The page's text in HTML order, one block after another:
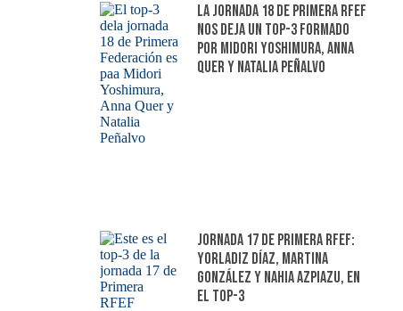
La jornada 18 de Primera RFEF
nos deja un top-3 formado
por Midori Yoshimura, Anna
Quer y Natalia Peñalvo
Jornada 17 de Primera RFEF:
Yorladiz Díaz, Martina
González y Nahia Azpiazu, en
el top-3